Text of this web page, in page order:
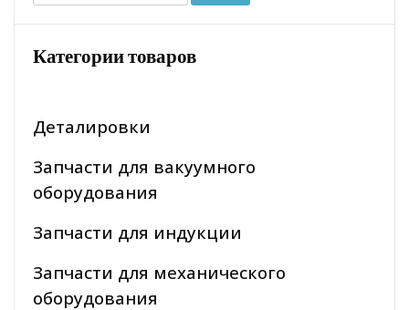
Категории товаров
Деталировки
Запчасти для вакуумного
оборудования
Запчасти для индукции
Запчасти для механического
оборудования